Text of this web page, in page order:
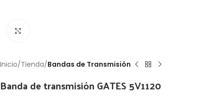
Inicio Tienda Bandas de Transmisión
Banda de transmisión GATES 5V1120